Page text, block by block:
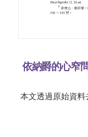
依納爵的心窄
本文透過原始資